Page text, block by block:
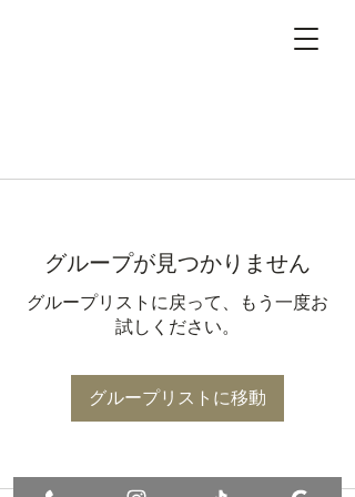
グループが見つかりません
グループリストに戻って、もう一度お
試しください。
グループリストに移動